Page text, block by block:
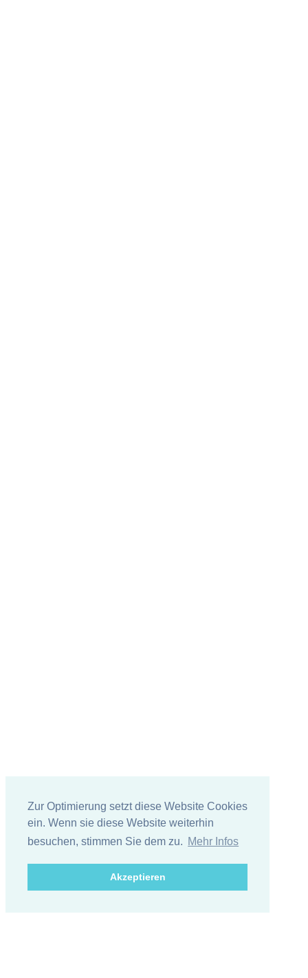
Zur Optimierung setzt diese Website Cookies
ein. Wenn sie diese Website weiterhin
besuchen, stimmen Sie dem zu. Mehr Infos
Akzeptieren